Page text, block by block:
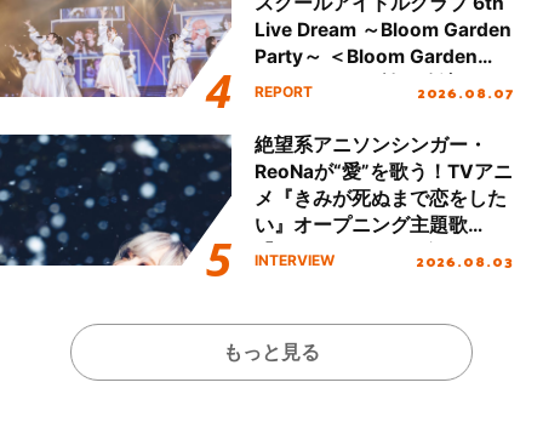
Live Dream ～Bloom Garden
Party～ ＜Bloom Garden
Party Stage／埼玉公演＞”
REPORT 2026.08.07
絶望系アニソンシンガー・
ReoNaが“愛”を歌う！TVアニ
メ『きみが死ぬまで恋をした
い』オープニング主題歌
「Amore」インタビュー
INTERVIEW 2026.08.03
もっと見る